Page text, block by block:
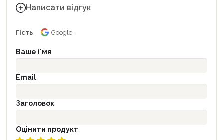
Написати відгук
Гість Google
Ваше і'мя
Email
Заголовок
Оцінити продукт